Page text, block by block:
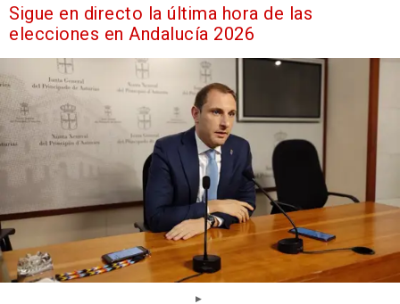
Sigue en directo la última hora de las
elecciones en Andalucía 2026